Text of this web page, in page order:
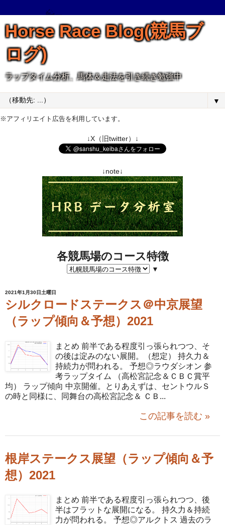
Horse Race Blog(競馬ブ
ログ)
ラップタイム分析、馬体＆走法を引き続き勉強中
▼
※アフィリエイト広告を利用しています。
↓X（旧twitter）↓
↓note↓
各競馬場のコース特徴
▼
2021年1月30日土曜日
シルクロードステークス＠中京展望
（ラップ傾向＆予想）2021
まとめ 前半である程度引っ張られつつ、そ
の後は淀みのない展開。（想定） 持久力＆
持続力が問われる。 予想◎ラウダシオン 参
考ラップタイム （高松宮記念＆ＣＢＣ賞平
均） ラップ傾向 中京開催。とりあえずは、セントウルＳ
の時と同様に、同舞台の高松宮記念＆ ＣＢ...
この記事を読む »
根岸ステークス展望（ラップ傾向＆予
想）2021
まとめ 前半である程度引っ張られつつ、後
半はフラットな展開になる。 持久力＆持続
力が問われる。 予想◎アルクトス 過去のラ